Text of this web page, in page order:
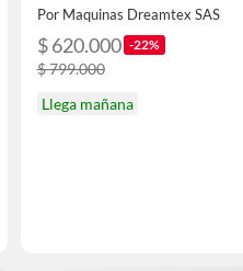
Por Maquinas Dreamtex SAS
$ 620.000 -22%
$ 799.000
Llega mañana